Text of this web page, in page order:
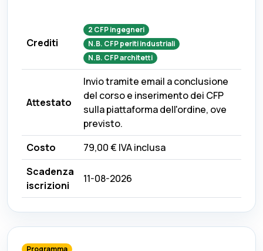
Crediti
2 CFPingegneri
N.B. CFPperiti industriali
N.B. CFParchitetti
Attestato
Invio tramite email a conclusione
del corso e inserimento dei CFP
sulla piattaforma dell'ordine, ove
previsto.
Costo
79,00 € IVA inclusa
Scadenza
iscrizioni
11-08-2026
Programma